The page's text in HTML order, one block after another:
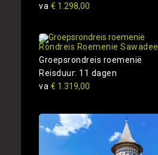
va € 1.298,00
Rondreis Roemenie Sawadee
Groepsrondreis roemenië
Reisduur: 11 dagen
va € 1.319,00